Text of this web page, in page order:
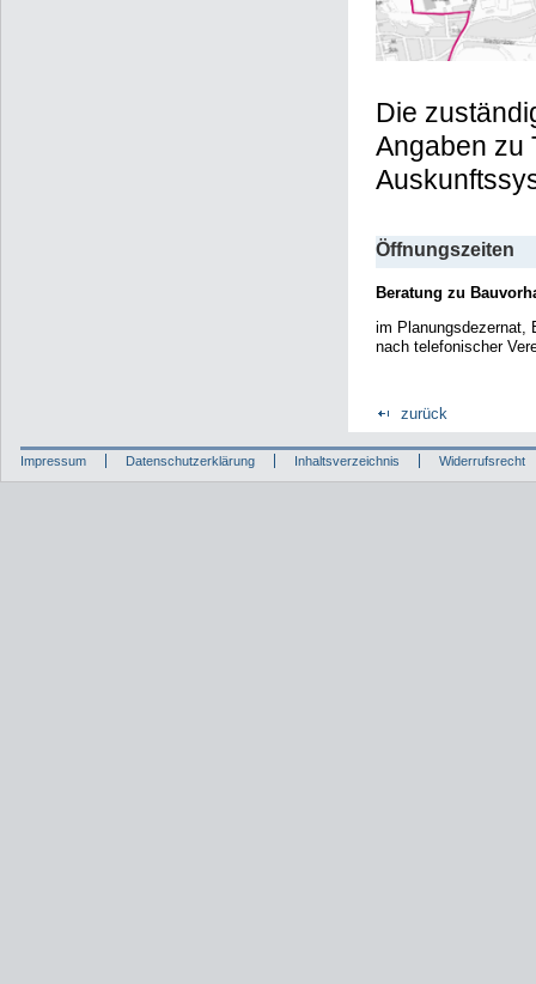
Die
Angaben zu
Öffnungszeiten
Beratung zu
im Planungsdezernat,
nach telefonischer
zurück
Impressum Datenschutzerklärung Inhaltsverzeichnis Widerrufsrecht